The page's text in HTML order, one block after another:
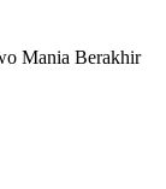
Mania Berakhir